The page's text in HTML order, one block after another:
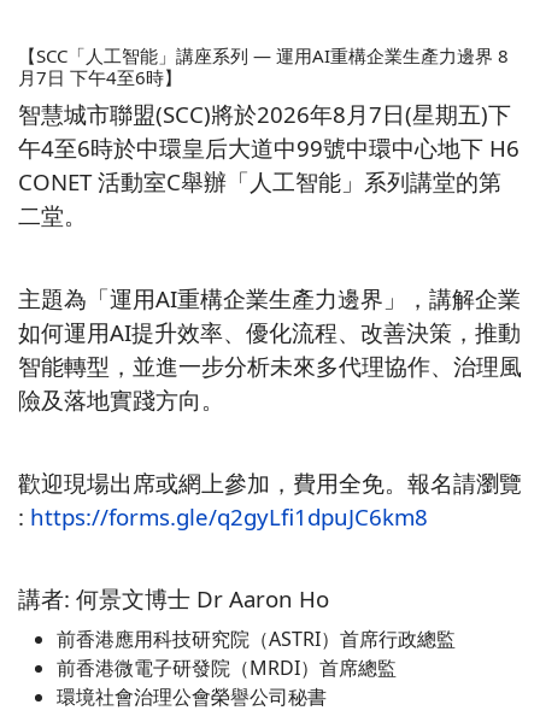
【SCC「人工智能」講座系列 — 運用AI重構企業生產力邊界 8
月7日 下午4至6時】
智慧城市聯盟(SCC)將於2026年8月7日(星期五)下
午4至6時於中環皇后大道中99號中環中心地下 H6
CONET 活動室C舉辦「人工智能」系列講堂的第
二堂。
主題為「運用AI重構企業生產力邊界」，講解企業
如何運用AI提升效率、優化流程、改善決策，推動
智能轉型，並進一步分析未來多代理協作、治理風
險及落地實踐方向。
歡迎現場出席或網上參加，費用全免。報名請瀏覽
: https://forms.gle/q2gyLfi1dpuJC6km8
講者: 何景文博士 Dr Aaron Ho
前香港應用科技研究院（ASTRI）首席行政總監
前香港微電子研發院（MRDI）首席總監
環境社會治理公會榮譽公司秘書